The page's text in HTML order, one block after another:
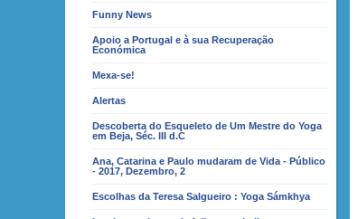
Funny News
Apoio a Portugal e à sua Recuperação
Económica
Mexa-se!
Alertas
Descoberta do Esqueleto de Um Mestre do Yoga
em Beja, Séc. III d.C
Ana, Catarina e Paulo mudaram de Vida - Público
- 2017, Dezembro, 2
Escolhas da Teresa Salgueiro : Yoga Sámkhya